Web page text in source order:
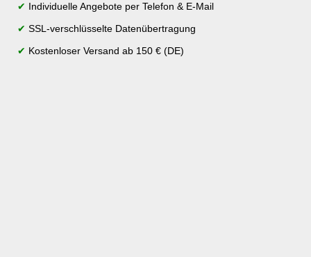
✔ Individuelle Angebote per Telefon & E-Mail
✔ SSL-verschlüsselte Datenübertragung
✔ Kostenloser Versand ab 150 € (DE)